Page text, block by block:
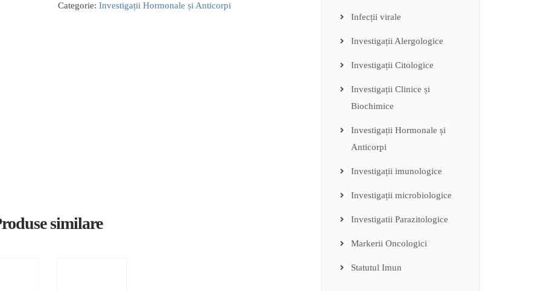
Categorie: Investigații Hormonale și Anticorpi
similare
Infecții virale
Investigații Alergologice
Investigații Citologice
Investigații Clinice și
Biochimice
Investigații Hormonale și
Anticorpi
Investigații imunologice
Investigații microbiologice
Investigatii Parazitologice
Markerii Oncologici
Statutul Imun